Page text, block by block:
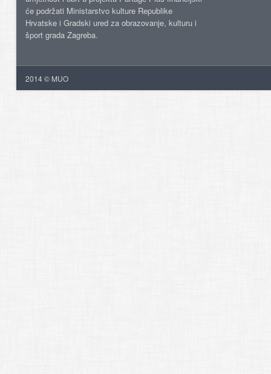
će podržati Ministarstvo kulture Republike
Hrvatske i Gradski ured za obrazovanje, kulturu i
šport grada Zagreba.
2014 © MUO